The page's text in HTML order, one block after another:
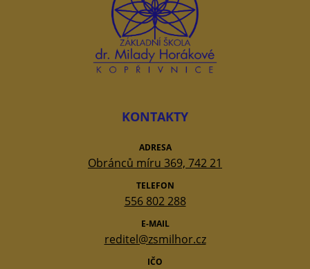
KONTAKTY
ADRESA
Obránců míru 369, 742 21
TELEFON
556 802 288
E-MAIL
reditel@zsmilhor.cz
IČO